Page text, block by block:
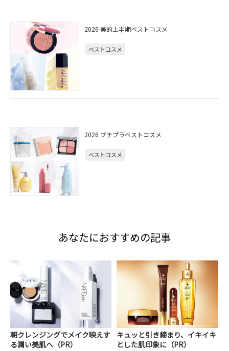
2026 美的上半期ベストコスメ
ベストコスメ
2026 プチプラベストコスメ
ベストコスメ
あなたにおすすめの記事
朝クレンジングでメイク映えす
る潤い美肌へ（PR）
キュッと引き締まり、イキイキ
とした肌印象に（PR）